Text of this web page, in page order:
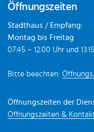
Öffnungszeiten
Stadthaus / Empfang:
Montag bis Freitag
07.45 – 12.00 Uhr und
Bitte beachten:
Öffnungszeiten der
Öffnungszeiten &